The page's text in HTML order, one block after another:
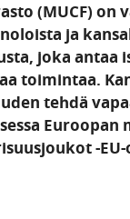
(MUCF) on
ja
joka antaa
toimintaa.
tehdä
Euroopan
-